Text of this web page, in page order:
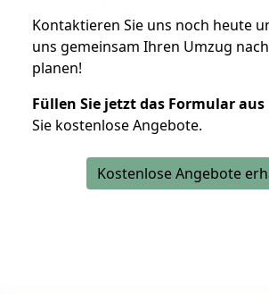
Kontaktieren Sie uns noch heute
uns gemeinsam Ihren Umzug
planen!
Füllen Sie jetzt das Formular aus
Sie kostenlose Angebote.
Kostenlose Angebote